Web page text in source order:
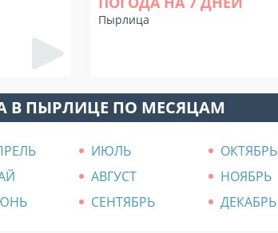
Пырлица
В ПЫРЛИЦЕ ПО МЕСЯЦАМ
ИЮЛЬ
ОКТЯБРЬ
АВГУСТ
НОЯБРЬ
СЕНТЯБРЬ ДЕКАБРЬ